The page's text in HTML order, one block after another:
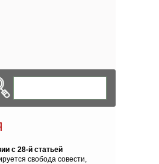
с 28-й статьей
свобода совести,